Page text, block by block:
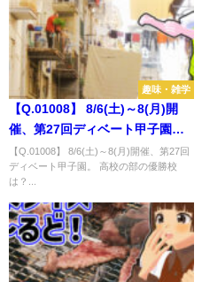
趣味・雑学
【Q.01008】 8/6(土)～8(月)開
催、第27回ディベート甲子園。
高校の部の優勝校は？
【Q.01008】 8/6(土)～8(月)開催、第27回
ディベート甲子園。 高校の部の優勝校
は？...